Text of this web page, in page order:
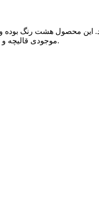
موجودی قالیچه و کناره های این طرح می توانید با ما در تماس باشید.